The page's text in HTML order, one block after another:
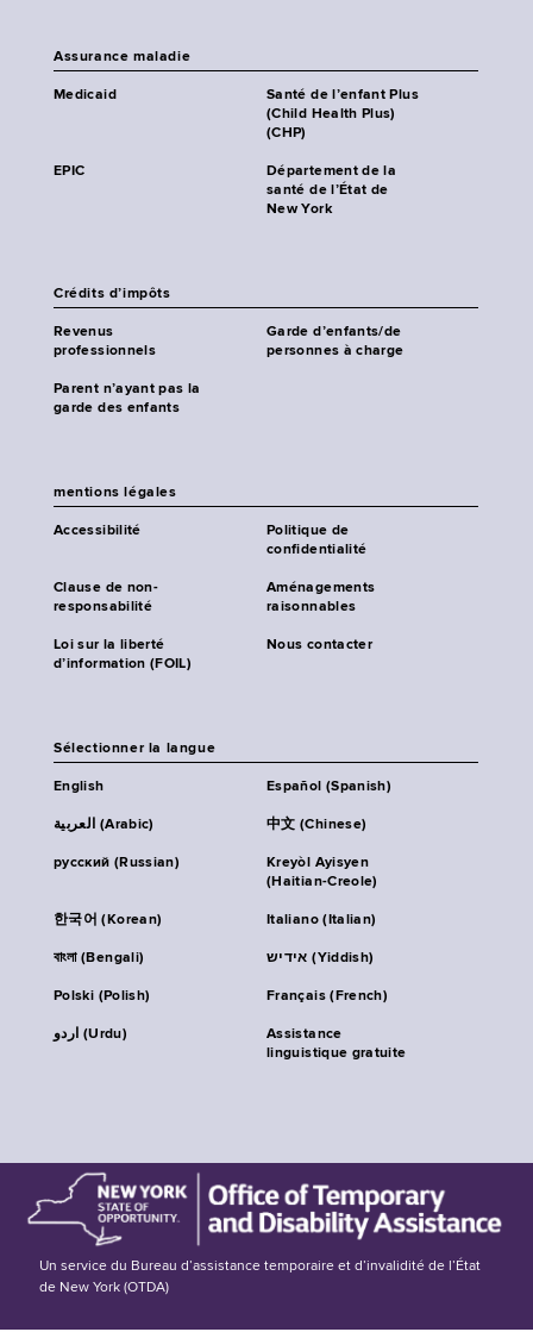
Assurance maladie
Medicaid
Santé de l’enfant Plus
(Child Health Plus)
(CHP)
EPIC
Département de la
santé de l’État de
New York
Crédits d’impôts
Revenus
professionnels
Garde d’enfants/de
personnes à charge
Parent n’ayant pas la
garde des enfants
mentions légales
Accessibilité
Politique de
confidentialité
Clause de non-
responsabilité
Aménagements
raisonnables
Loi sur la liberté
d’information (FOIL)
Nous contacter
Sélectionner la langue
English Español (Spanish)
العربية (Arabic) 中文 (Chinese)
русский (Russian)
Kreyòl Ayisyen
(Haitian-Creole)
한국어 (Korean) Italiano (Italian)
বাংলা (Bengali) אידיש (Yiddish)
Polski (Polish) Français (French)
اردو (Urdu)
Assistance
linguistique gratuite
Un service du Bureau d’assistance temporaire et d’invalidité de l’État
de New York (OTDA)